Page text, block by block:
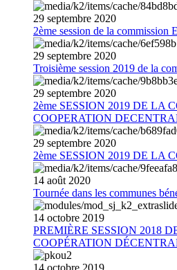
29 septembre 2020
2ème session de la commission
29 septembre 2020
Troisième session 2019 de la
29 septembre 2020
2ème SESSION 2019 DE
COOPERATION
29 septembre 2020
2ème SESSION 2019 DE LA
14 août 2020
Tournée dans les communes
14 octobre 2019
PREMIÈRE SESSION 2018
COOPÉRATION
14 octobre 2019